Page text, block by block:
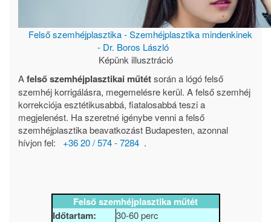
Felső szemhéjplasztika - Szemhéjplasztika mindenkinek
- Dr. Boros László
Képünk illusztráció
Afelső szemhéjplasztikai műtétsorán a lógó felső
szemhéj korrigálásra, megemelésre kerül. A felső szemhéj
korrekciója esztétikusabbá, fiatalosabbá teszi a
megjelenést. Ha szeretné igénybe venni a felső
szemhéjplasztika beavatkozást Budapesten, azonnal
hívjon fel:
+36 20 / 574 - 7284 .
Felső szemhéjplasztika műtét
Időtartam:
30-60 perc